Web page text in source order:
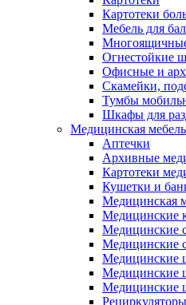
Картотеки
Мебель для
Огнестойкие
Офисные и
Скамейки,
Тумбы
Шкафы для
Медицинская
Аптечки
Архивные
Картотеки
Кушетки и
Медицинская
Медицинские
Медицинские
Медицинские
Медицинские
Медицинские
Медицинские
Рециркуляторы